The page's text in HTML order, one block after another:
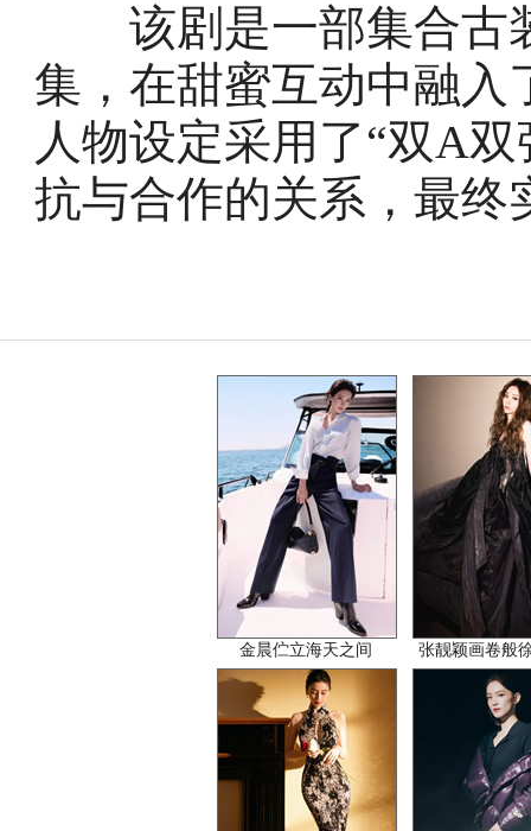
该剧是一部集合古
集，在甜蜜互动中融入
人物设定采用了“双A
抗与合作的关系，最终
金晨伫立海天之间 张靓颖画卷般